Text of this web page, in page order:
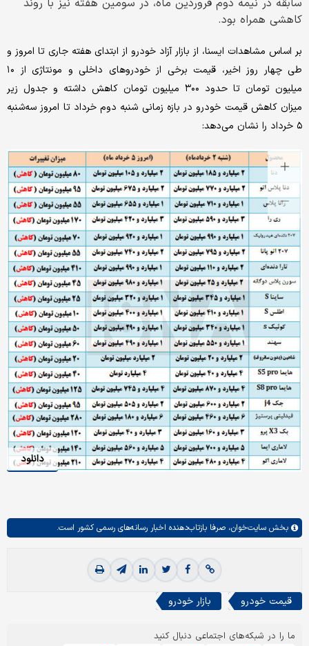
سابقه در نیمه دوم فروردین ماه، در سومین هفته نیز با روند
کاهشی همراه بود.
بر اساس مشاهدات ایسنا، از بازار آزاد خودرو از ابتدای هفته جاری تا امروز و
طی چهار روز اخیر، قیمت برخی از خودروهای داخلی و مونتاژی از ۱۰
میلیون تومان تا حدود ۳۰۰ میلیون تومان کاهش داشته و جدول زیر
میزان کاهش قیمت خودرو در بازه زمانی شنبه دوم خرداد تا امروز سه‌شنبه
۵ خرداد را نشان می‌دهد:
دانلود
بخش سایت‌خوان، صرفا بازتاب‌دهنده اخبار رسانه‌های رسمی کشور است.
قیمت خودرو بازار خودرو
ما را در شبکه‌های اجتماعی دنبال کنید